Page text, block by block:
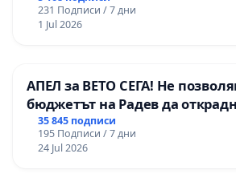
231 Подписи / 7 дни
1 Jul 2026
АПЕЛ за ВЕТО СЕГА! Не
бюджетът на Радев да
правата ни в тъмното
35 845 подписи
195 Подписи / 7 дни
24 Jul 2026